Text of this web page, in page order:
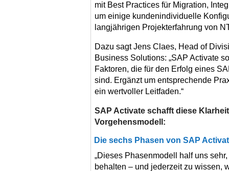
mit Best Practices für Migration,
um einige kundenindividuelle
langjährigen Projekterfahrung von
Dazu sagt Jens Claes, Head of
Business Solutions: „SAP Activate
Faktoren, die für den Erfolg eines
sind. Ergänzt um entsprechende
ein wertvoller Leitfaden.“
SAP Activate schafft diese
Vorgehensmodell:
Die sechs Phasen von SAP
„Dieses Phasenmodell half uns
behalten – und jederzeit zu wissen,